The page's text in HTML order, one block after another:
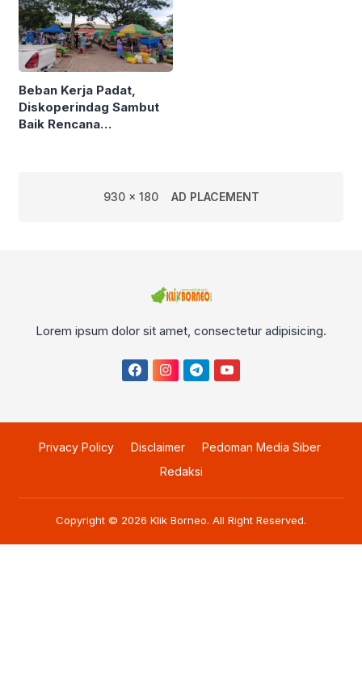
Beban Kerja Padat,
Diskoperindag Sambut
Baik Rencana
930 x 180 AD PLACEMENT
Lorem ipsum dolor sit amet, consectetur adipisicing.
Privacy Policy Disclaimer
Pedoman Media Siber
Redaksi
Copyright © 2026 Klik Borneo. All Right Reserved.